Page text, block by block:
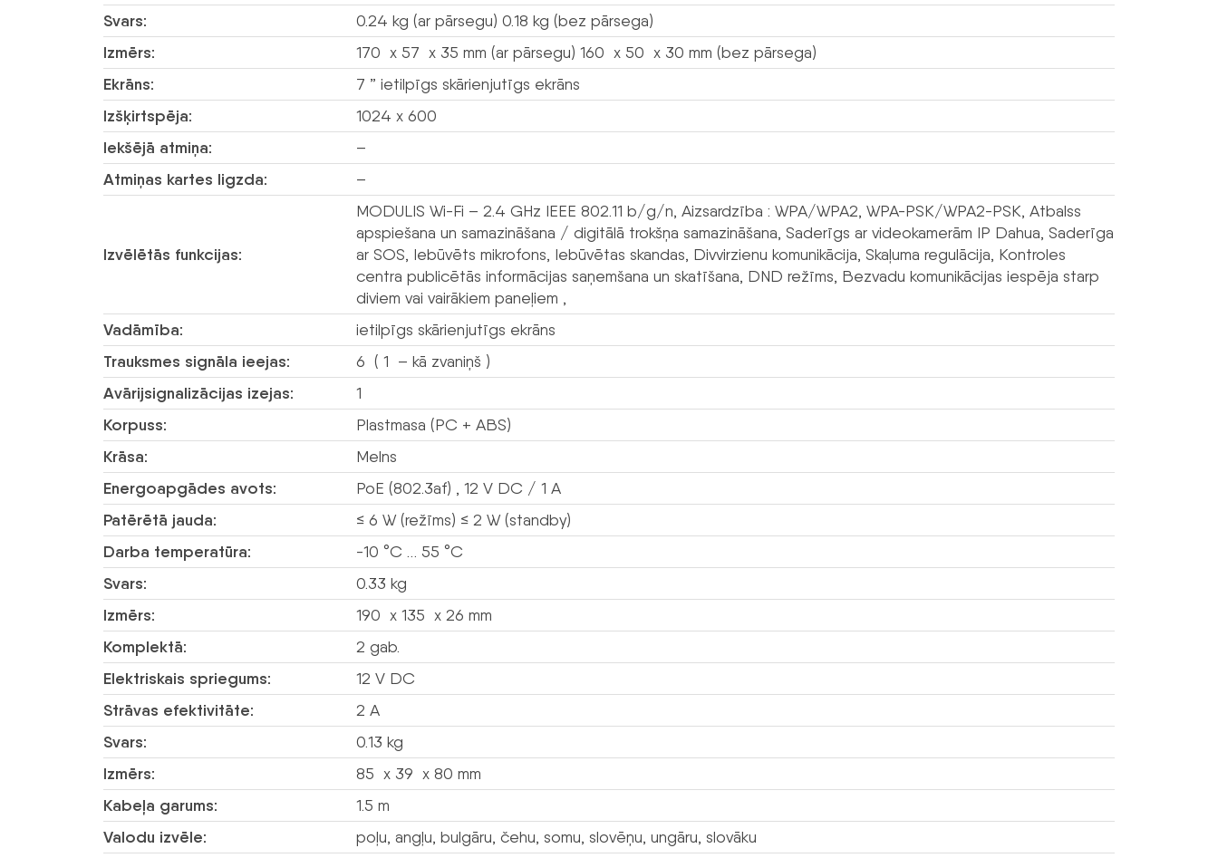
Svars: 0.24 kg (ar pārsegu) 0.18 kg (bez pārsega)
Izmērs: 170 x 57 x 35 mm (ar pārsegu) 160 x 50 x 30 mm (bez pārsega)
Ekrāns: 7 ” ietilpīgs skārienjutīgs ekrāns
Izšķirtspēja: 1024 x 600
Iekšējā atmiņa: –
Atmiņas kartes ligzda: –
Izvēlētās funkcijas:
MODULIS Wi-Fi – 2.4 GHz IEEE 802.11 b/g/n, Aizsardzība : WPA/WPA2, WPA-PSK/WPA2-PSK, Atbalss
apspiešana un samazināšana / digitālā trokšņa samazināšana, Saderīgs ar videokamerām IP Dahua, Saderīga
ar SOS, Iebūvēts mikrofons, Iebūvētas skandas, Divvirzienu komunikācija, Skaļuma regulācija, Kontroles
centra publicētās informācijas saņemšana un skatīšana, DND režīms, Bezvadu komunikācijas iespēja starp
diviem vai vairākiem paneļiem ,
Vadāmība: ietilpīgs skārienjutīgs ekrāns
Trauksmes signāla ieejas: 6 ( 1 – kā zvaniņš )
Avārijsignalizācijas izejas: 1
Korpuss: Plastmasa (PC + ABS)
Krāsa: Melns
Energoapgādes avots: PoE (802.3af) , 12 V DC / 1 A
Patērētā jauda: ≤ 6 W (režīms) ≤ 2 W (standby)
Darba temperatūra: -10 °C … 55 °C
Svars: 0.33 kg
Izmērs: 190 x 135 x 26 mm
Komplektā: 2 gab.
Elektriskais spriegums: 12 V DC
Strāvas efektivitāte: 2 A
Svars: 0.13 kg
Izmērs: 85 x 39 x 80 mm
Kabeļa garums: 1.5 m
Valodu izvēle: poļu, angļu, bulgāru, čehu, somu, slovēņu, ungāru, slovāku